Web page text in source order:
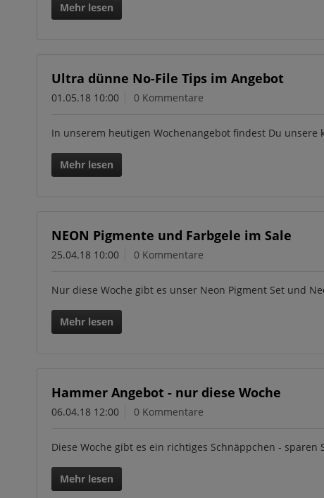
Mehr lesen
Ultra dünne No-File Tips im Angebot
01.05.18 10:00 0 Kommentare
In unserem heutigen Wochenangebot findest Du unsere
Mehr lesen
NEON Pigmente und Farbgele im Sale
25.04.18 10:00 0 Kommentare
Nur diese Woche gibt es unser Neon Pigment Set und
Mehr lesen
Hammer Angebot - nur diese Woche
06.04.18 12:00 0 Kommentare
Diese Woche gibt es ein richtiges Schnäppchen - sparen
Mehr lesen